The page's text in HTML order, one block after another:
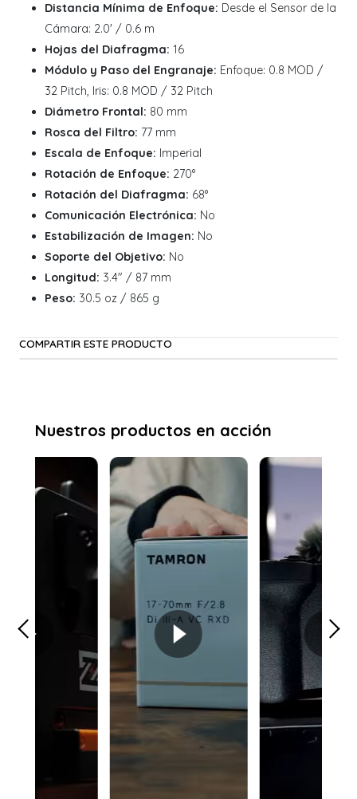
Distancia Mínima de Enfoque: Desde el Sensor de la
Cámara: 2.0' / 0.6 m
Hojas del Diafragma: 16
Módulo y Paso del Engranaje: Enfoque: 0.8 MOD /
32 Pitch, Iris: 0.8 MOD / 32 Pitch
Diámetro Frontal: 80 mm
Rosca del Filtro: 77 mm
Escala de Enfoque: Imperial
Rotación de Enfoque: 270°
Rotación del Diafragma: 68°
Comunicación Electrónica: No
Estabilización de Imagen: No
Soporte del Objetivo: No
Longitud: 3.4" / 87 mm
Peso: 30.5 oz / 865 g
COMPARTIR ESTE PRODUCTO